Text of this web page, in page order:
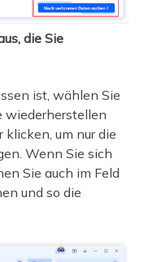
die Sie
ist, wählen Sie
wiederherstellen
um nur die
Wenn Sie sich
Sie auch im Feld
und so die